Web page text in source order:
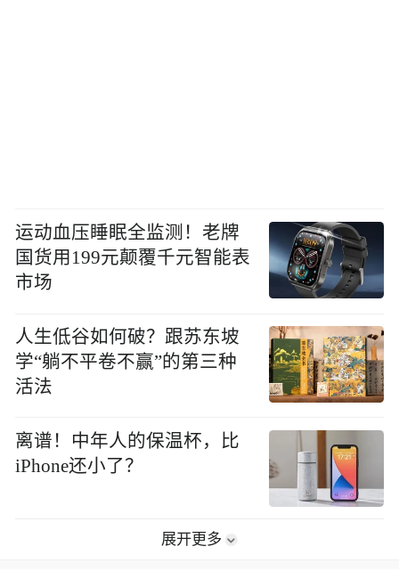
运动血压睡眠全监测！老牌
国货用199元颠覆千元智能表
市场
人生低谷如何破？跟苏东坡
学“躺不平卷不赢”的第三种
活法
离谱！中年人的保温杯，比
iPhone还小了？
展开更多